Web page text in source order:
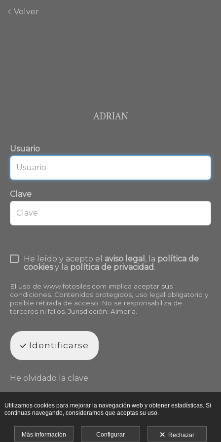
Volver
ADRIAN
Usuario
Clave
He leído y acepto el aviso legal , la política de
cookiesy la política de privacidad.
El uso de www.fotosiles.com implica aceptar sus
condiciones. Contenidos protegidos, uso legal obligatorio y
posible retirada de acceso. No se responsabiliza de
terceros ni fallos. Jurisdicción: Almería.
Identificarse
He olvidado la clave
Utilizamos cookies para mejorar la navegación web y obtener estadísticas. Si
continuas navegando, consideramos que aceptas su uso.
Más información Configurar Rechazar